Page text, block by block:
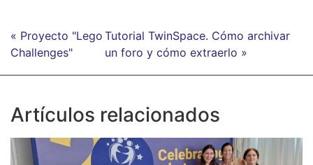
« Proyecto "Lego
Challenges"
Tutorial TwinSpace. Cómo archivar
un foro y cómo extraerlo »
Artículos relacionados